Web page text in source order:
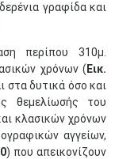
γραφίδα και
περίπου 310μ.
χρόνων ( Εικ.
στα δυτικά όσο και
θεμελίωσής του
κλασικών χρόνων
αγγείων,
) που απεικονίζουν